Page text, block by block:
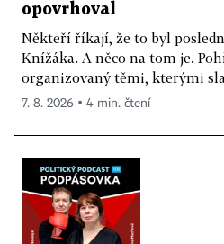
opovrhoval
Někteří říkají, že to byl
Knížáka. A něco na tom je.
organizovaný těmi, kterými
7. 8. 2026 ▪ 4 min. čtení